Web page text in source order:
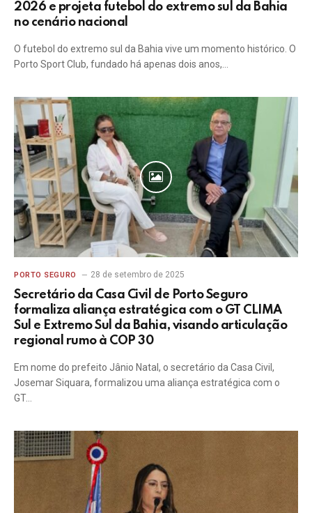
2026 e projeta futebol do extremo sul da Bahia
no cenário nacional
O futebol do extremo sul da Bahia vive um momento histórico. O
Porto Sport Club, fundado há apenas dois anos,…
PORTO SEGURO 28 de setembro de 2025
Secretário da Casa Civil de Porto Seguro
formaliza aliança estratégica com o GT CLIMA
Sul e Extremo Sul da Bahia, visando articulação
regional rumo à COP 30
Em nome do prefeito Jânio Natal, o secretário da Casa Civil,
Josemar Siquara, formalizou uma aliança estratégica com o
GT…